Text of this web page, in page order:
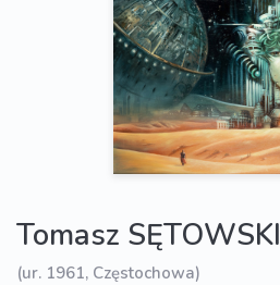
Tomasz SĘTOWSKI
(ur. 1961, Częstochowa)